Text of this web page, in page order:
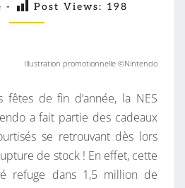
T
S
É
L
A
N
E
M
A
E
- Post Views: 198
Illustration promotionnelle ©Nintendo
de fin d’année, la NES
a fait partie des cadeaux
se retrouvant dès lors
de stock ! En effet, cette
refuge dans 1,5 million de